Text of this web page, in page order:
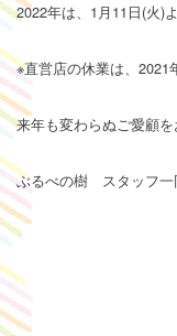
2022年は、1月11日(火)
※直営店の休業は、
来年も変わらぬご愛顧を
ぶるべの樹 スタッフ一